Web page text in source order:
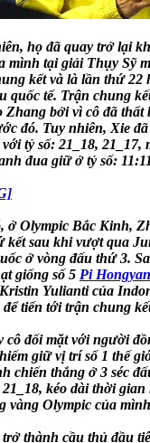
họ đã quay trở lại
mình tại giải Thụy Sỹ
kết và là lần thứ 22
quốc tế. Trận chung
Zhang bởi vì cô đã thất
đó. Tuy nhiên, Xie
tỷ số: 21_18, 21_17,
đua giữ ở tỷ số:
ở Olympic Bắc Kinh,
kết sau khi vượt qua
ở vòng đấu thứ 3.
giống số 5 Pi Hongyan
Yulianti của
để tiến tới trận chung
cô đối mặt với người
giữ vị trí số 1 thế
chiến thắng ở 3 séc
21_18, kéo dài thời
vàng Olympic của
thành cầu thủ đầu